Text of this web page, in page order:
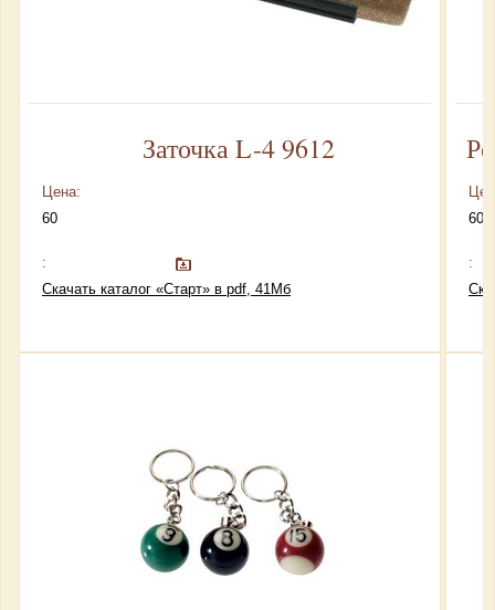
Заточка L-4 9612
Цена:
60
:
Скачать каталог «Старт» в pdf, 41Мб
60
: